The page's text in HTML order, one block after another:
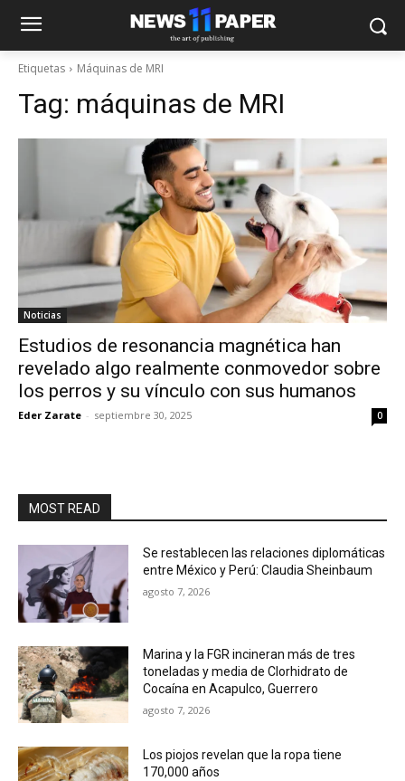
Etiquetas Máquinas de MRI
Tag: máquinas de MRI
Noticias
Estudios de resonancia magnética han
revelado algo realmente conmovedor sobre
los perros y su vínculo con sus humanos
Eder Zarate - septiembre 30, 2025 0
MOST READ
Se restablecen las relaciones diplomáticas
entre México y Perú: Claudia Sheinbaum
agosto 7, 2026
Marina y la FGR incineran más de tres
toneladas y media de Clorhidrato de
Cocaína en Acapulco, Guerrero
agosto 7, 2026
Los piojos revelan que la ropa tiene
170,000 años